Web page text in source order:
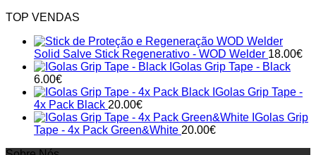
TOP VENDAS
Solid Salve Stick Regenerativo - WOD Welder 18.00€
IGolas Grip Tape - Black
6.00€
IGolas Grip Tape -
4x Pack Black 20.00€
IGolas Grip
Tape - 4x Pack Green&White 20.00€